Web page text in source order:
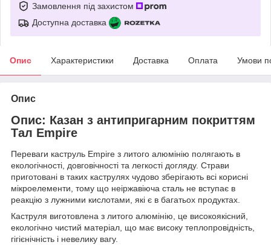
Замовлення під захистом
Доступна доставка
Опис Характеристики Доставка Оплата Умови
Опис
Опис: Казан з антипригарним покриттям
Тал Empire
Переваги каструль Empire з литого алюмінію полягають в
екологічності, довговічності та легкості догляду. Страви
приготовані в таких каструлях чудово зберігають всі корисні
мікроелементи, тому що неіржавіюча сталь не вступає в
реакцію з лужними кислотами, які є в багатьох продуктах.
Каструля виготовлена з литого алюмінію, це високоякісний,
екологічно чистий матеріал, що має високу теплопровідність,
гігієнічність і невелику вагу.